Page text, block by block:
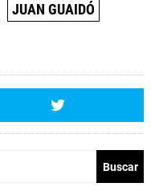
JUAN GUAIDÓ